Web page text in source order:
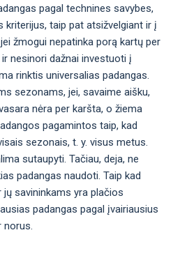
pagal technines savybes,
kriterijus, taip pat atsižvelgiant ir į
žmogui nepatinka porą kartų per
nesinori dažnai investuoti į
rinktis universalias padangas.
sezonams, jei, savaime aišku,
nėra per karšta, o žiema
pagamintos taip, kad
sezonais, t. y. visus metus.
sutaupyti. Tačiau, deja, ne
padangas naudoti. Taip kad
savininkams yra plačios
padangas pagal įvairiausius
norus.